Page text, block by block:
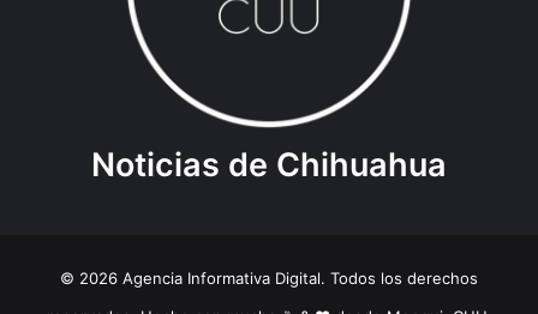
Noticias de Chihuahua
© 2026 Agencia Informativa Digital. Todos los derechos